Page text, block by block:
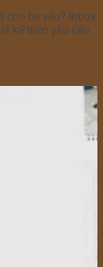
cho bé yêu? Inbox
kế theo yêu cầu